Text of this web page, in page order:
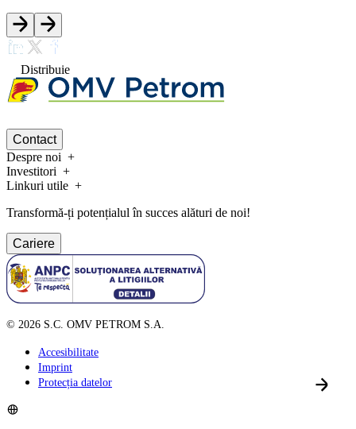
Distribuie
Contact
Despre noi
Investitori
Linkuri utile
Transformă-ți potențialul în succes alături de noi!
Cariere
© 2026 S.C. OMV PETROM S.A.
Accesibilitate
Imprint
Protecția datelor